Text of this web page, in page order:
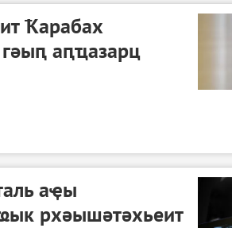
Ҟарабах
аԥҵазарц
аҿы
рхәышәтәхьеит